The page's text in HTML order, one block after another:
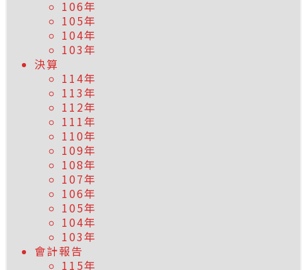
106年
105年
104年
103年
決算
114年
113年
112年
111年
110年
109年
108年
107年
106年
105年
104年
103年
會計報告
115年